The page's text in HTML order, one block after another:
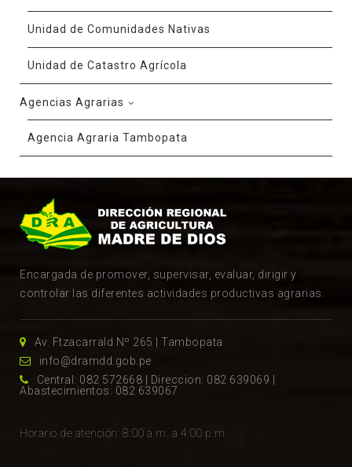
Unidad de Comunidades Nativas
Unidad de Catastro Agrícola
Agencias Agrarias
Agencia Agraria Tambopata
Encargada de promover, supervisar, evaluar, dirigir y
controlar las diferentes actividades productivas agrarias.
Av. Ftzacarrald Nº 265 | Tambopata
info@dramdd.gob.pe
Central: 082 572668 | Direccion: 082 639069 |
Abastecimientos: 082 639067
Horario de atención: 8:00 a.m. a 4:00 p.m.